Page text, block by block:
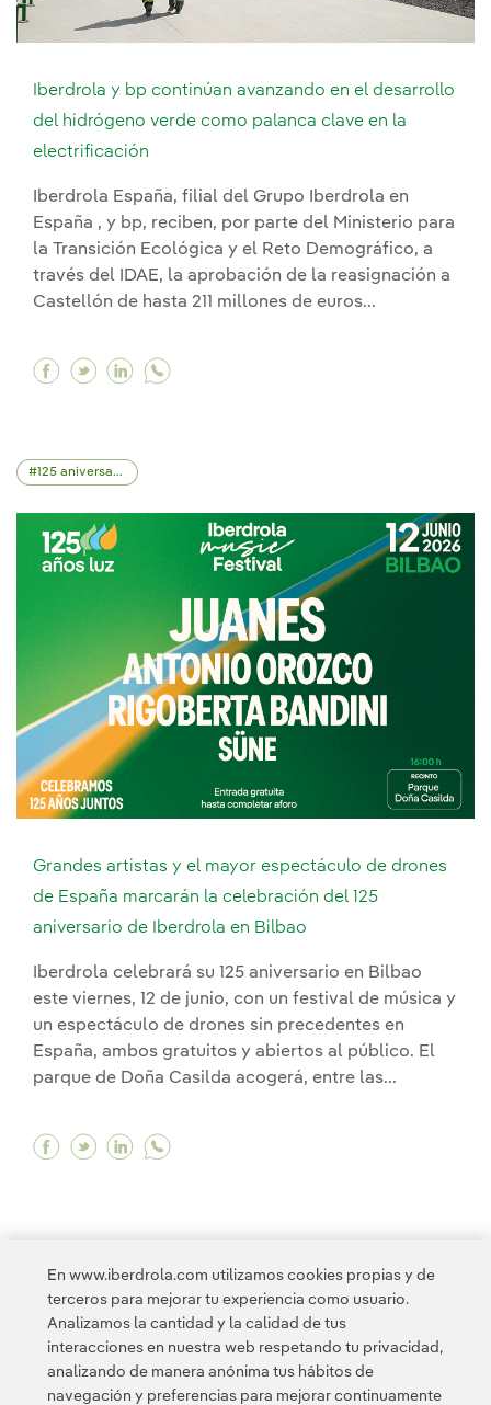
Iberdrola y bp continúan avanzando en el desarrollo
del hidrógeno verde como palanca clave en la
electrificación
Iberdrola España, filial del Grupo Iberdrola en
España , y bp, reciben, por parte del Ministerio para
la Transición Ecológica y el Reto Demográfico, a
través del IDAE, la aprobación de la reasignación a
Castellón de hasta 211 millones de euros...
Facebook Iberdrola y bp continúan
Twitter Iberdrola y bp continúan
Linkedin Iberdrola y bp continúan
125 aniversario
Grandes artistas y el mayor espectáculo de drones
de España marcarán la celebración del 125
aniversario de Iberdrola en Bilbao
Iberdrola celebrará su 125 aniversario en Bilbao
este viernes, 12 de junio, con un festival de música y
un espectáculo de drones sin precedentes en
España, ambos gratuitos y abiertos al público. El
parque de Doña Casilda acogerá, entre las...
Facebook Grandes artistas y el mayor
Twitter Grandes artistas y el mayor
Linkedin Grandes artistas y el mayor
1 2 3 ... 10 11 ... 15 >
En www.iberdrola.com utilizamos cookies propias y de
terceros para mejorar tu experiencia como usuario.
Analizamos la cantidad y la calidad de tus
interacciones en nuestra web respetando tu privacidad,
analizando de manera anónima tus hábitos de
navegación y preferencias para mejorar continuamente